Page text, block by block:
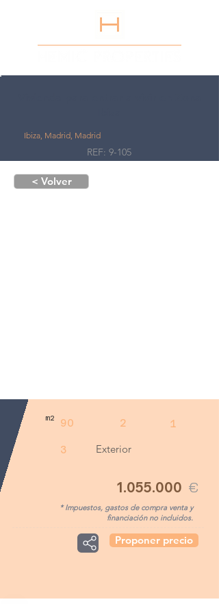
Ibiza, Madrid, Madrid
REF: 9-105
Exterior
m2 90 2 1
3
1.055.000 €
* Impuestos, gastos de compra venta y
financiación no incluidos.
Proponer precio
< Volver